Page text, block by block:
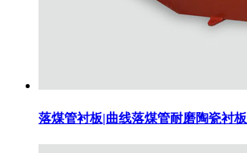
落煤管衬板|曲线落煤管耐磨陶瓷衬板